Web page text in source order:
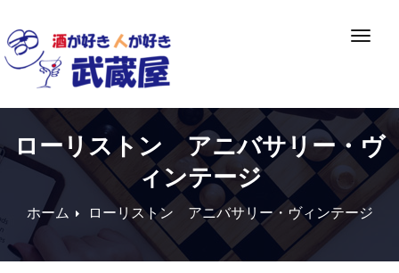
to
content
ナ
ー
シ
ョ
ン
切
り
ローリストン アニバサリー・ヴ
ィンテージ
ホーム ローリストン アニバサリー・ヴィンテージ